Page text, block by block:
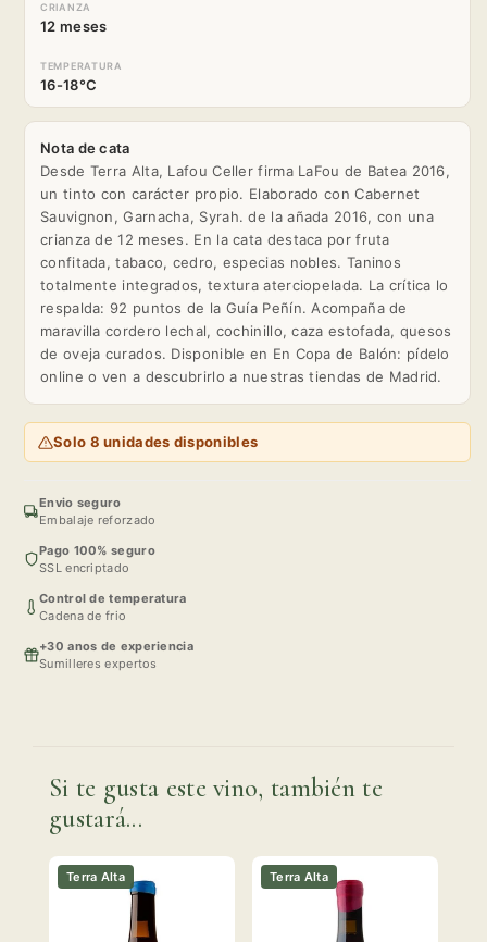
CRIANZA
12 meses
TEMPERATURA
16-18°C
Nota de cata
Desde Terra Alta, Lafou Celler firma LaFou de Batea 2016,
un tinto con carácter propio. Elaborado con Cabernet
Sauvignon, Garnacha, Syrah. de la añada 2016, con una
crianza de 12 meses. En la cata destaca por fruta
confitada, tabaco, cedro, especias nobles. Taninos
totalmente integrados, textura aterciopelada. La crítica lo
respalda: 92 puntos de la Guía Peñín. Acompaña de
maravilla cordero lechal, cochinillo, caza estofada, quesos
de oveja curados. Disponible en En Copa de Balón: pídelo
online o ven a descubrirlo a nuestras tiendas de Madrid.
Solo 8 unidades disponibles
Envio seguro
Embalaje reforzado
Pago 100% seguro
SSL encriptado
Control de temperatura
Cadena de frio
+30 anos de experiencia
Sumilleres expertos
Si te gusta este vino, también te
gustará...
Terra Alta Terra Alta